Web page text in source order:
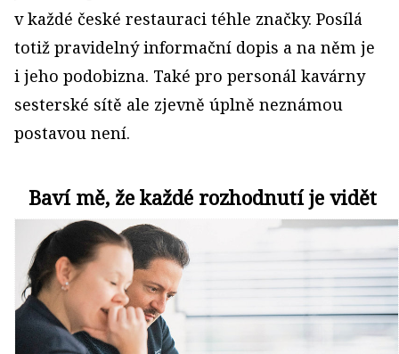
v každé české restauraci téhle značky. Posílá
totiž pravidelný informační dopis a na něm je
i jeho podobizna. Také pro personál kavárny
sesterské sítě ale zjevně úplně neznámou
postavou není.
Baví mě, že každé rozhodnutí je vidět